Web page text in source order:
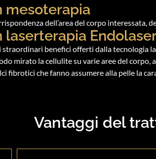
dell’area del corpo interessata,
benefici offerti dalla tecnologia
mirato la cellulite su varie aree del corpo,
che fanno assumere alla pelle la
Vantaggi del